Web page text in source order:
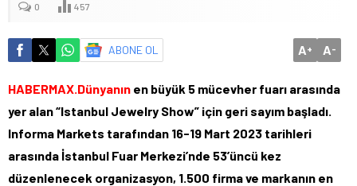
0 457
ABONE OL A+ A-
HABERMAX.Dünyanın en büyük 5 mücevher fuarı arasında
yer alan “Istanbul Jewelry Show” için geri sayım başladı.
Informa Markets tarafından 16-19 Mart 2023 tarihleri
arasında İstanbul Fuar Merkezi’nde 53’üncü kez
düzenlenecek organizasyon, 1.500 firma ve markanın en